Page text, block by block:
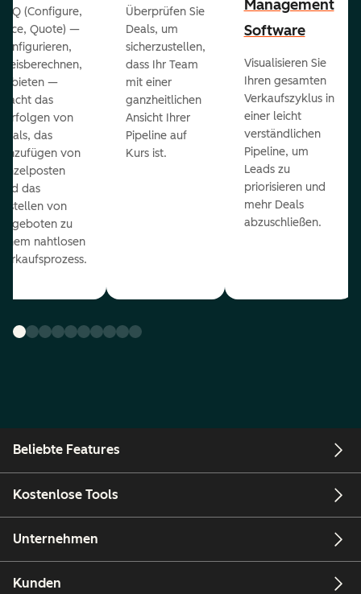
(Configure,
Quote) —
—
das
von
das
von
das
von
zu
nahtlosen
Überprüfen Sie
Deals, um
sicherzustellen,
dass Ihr Team
mit einer
ganzheitlichen
Ansicht Ihrer
Pipeline auf
Kurs ist.
Management
Software
Visualisieren Sie
Ihren gesamten
Verkaufszyklus in
einer leicht
verständlichen
Pipeline, um
Leads zu
priorisieren und
mehr Deals
abzuschließen.
Beliebte Features
Kostenlose Tools
Unternehmen
Kunden